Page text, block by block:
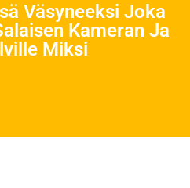
Väsyneeksi Joka
Kameran Ja
Miksi